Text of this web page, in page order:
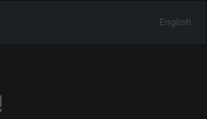
English